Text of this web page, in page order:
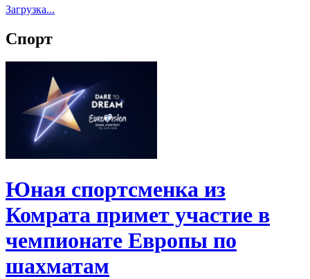
Загрузка...
Спорт
Юная спортсменка из
Комрата примет участие в
чемпионате Европы по
шахматам